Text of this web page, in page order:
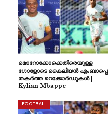
മൊറോക്കോക്കെതിരെയുള്ള
ഗോളോടെ കൈലിയൻ എംബാപ്പെ
തകർത്ത റെക്കോർഡുകൾ |
Kylian Mbappe
FOOTBALL